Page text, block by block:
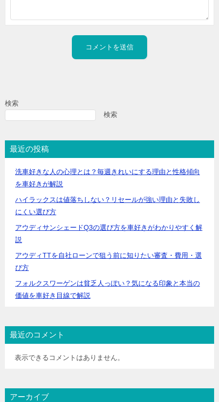
検索
検索
最近の投稿
洗車好きな人の心理とは？毎週きれいにする理由と性格傾向
を車好きが解説
ハイラックスは値落ちしない？リセールが強い理由と失敗し
にくい選び方
アウディサンシェードQ3の選び方を車好きがわかりやすく解
説
アウディTTを自社ローンで狙う前に知りたい審査・費用・選
び方
フォルクスワーゲンは貧乏人っぽい？気になる印象と本当の
価値を車好き目線で解説
最近のコメント
表示できるコメントはありません。
アーカイブ